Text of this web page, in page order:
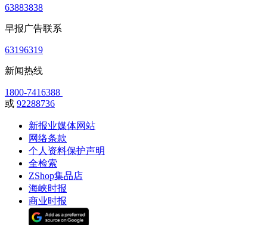
63883838
早报广告联系
63196319
新闻热线
1800-7416388
或 92288736
新报业媒体网站
网络条款
个人资料保护声明
全检索
ZShop集品店
海峡时报
商业时报